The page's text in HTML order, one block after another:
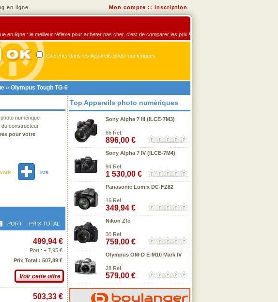
en ligne. Mon compte :: Inscription
en ligne : le meilleur réflexe pour acheter pas cher, c'est de comparer les prix !
Chercher dans les Appareils photo numériques
» Olympus Tough TG-6
numérique
du constructeur
pour votre
Liste
PORT PRIX TOTAL
499,94 €
Port : + 7,95 €
Prix Total : 507,89 €
Voir cette offre
503,33 €
Top Appareils photo numériques
Sony Alpha 7 III (ILCE-7M3)
86 Ref.
896,00 €
Sony Alpha 7 IV (ILCE-7M4)
94 Ref.
1 530,00 €
Panasonic Lumix DC-FZ82
16 Ref.
349,94 €
Nikon Zfc
30 Ref.
759,00 €
Olympus OM-D E-M10 Mark IV
28 Ref.
579,00 €